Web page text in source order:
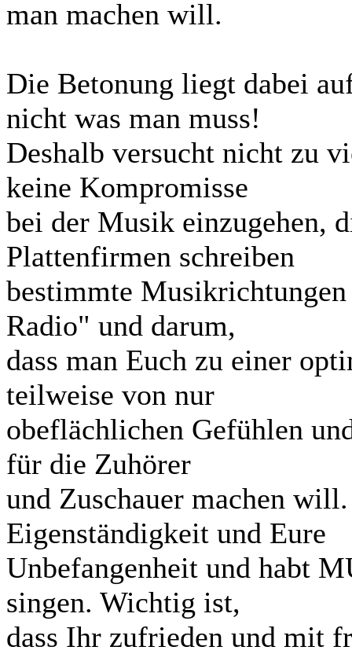
man machen will.
Die Betonung liegt dabei
nicht was man muss!
Deshalb versucht nicht zu
keine Kompromisse
bei der Musik einzugehen,
Plattenfirmen schreiben
bestimmte
Radio" und darum,
dass man Euch zu einer
teilweise von nur
obeflächlichen Gefühlen
für die Zuhörer
und Zuschauer machen
Eigenständigkeit und Eure
Unbefangenheit und habt
singen. Wichtig ist,
dass Ihr zufrieden und mit